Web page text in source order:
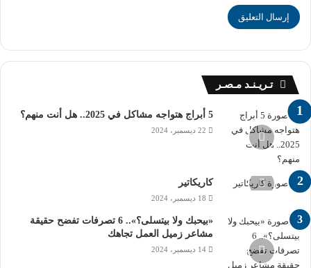
تـريـنـد مـصـر
5 أبراج هتواجه مشاكل في 2025.. هل أنت منهم؟
22 ديسمبر، 2024
كاريكاتير
18 ديسمبر، 2024
«بيحبك ولا بيتسلى؟».. 6 تصرفات تفضح حقيقة
مشاعر زميل العمل تجاهك
14 ديسمبر، 2024